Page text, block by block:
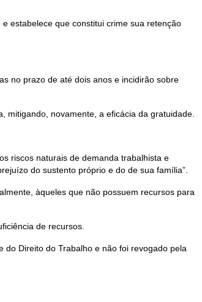
estabelece que constitui crime sua retenção
no prazo de até dois anos e incidirão sobre
mitigando, novamente, a eficácia da gratuidade.
riscos naturais de demanda trabalhista e
do sustento próprio e do de sua família”.
àqueles que não possuem recursos para
de recursos.
Direito do Trabalho e não foi revogado pela